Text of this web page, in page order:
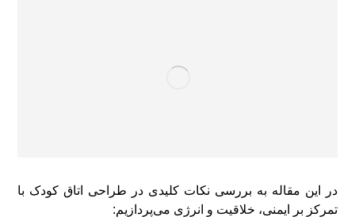
در این مقاله به بررسی نکات کلیدی در طراحی اتاق کودک با
تمرکز بر ایمنی، خلاقیت و انرژی می‌پردازیم: